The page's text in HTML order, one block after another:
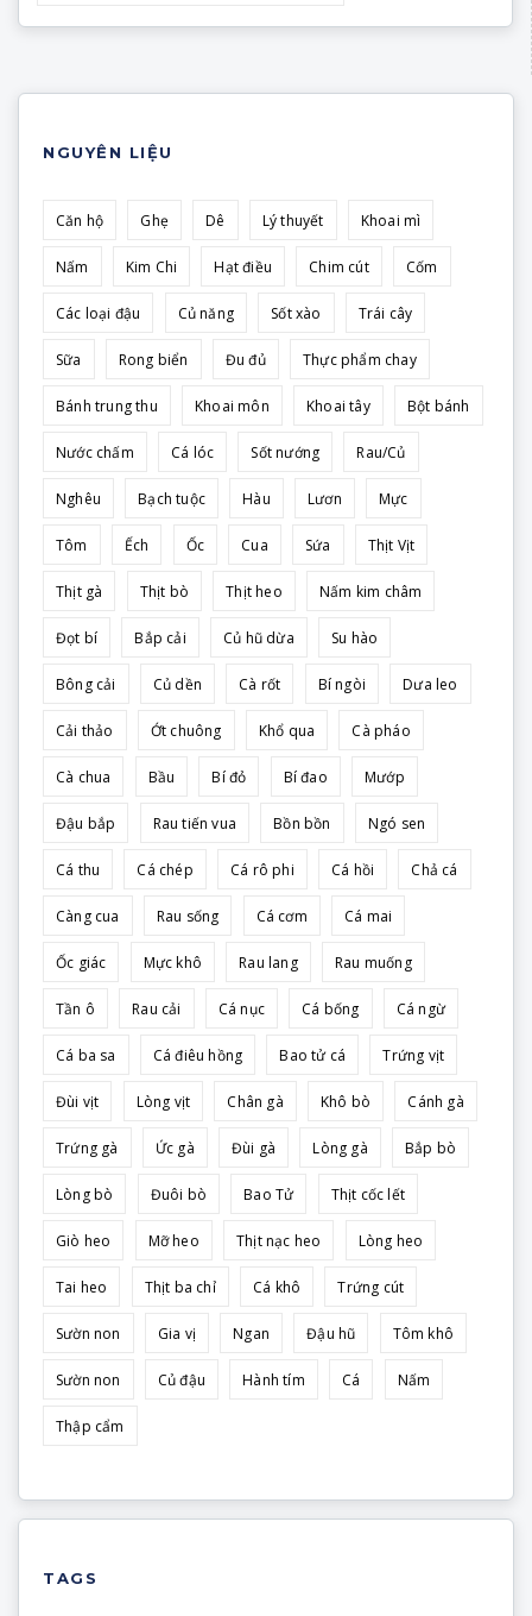
NGUYÊN LIỆU
Căn hộ Ghẹ Dê Lý thuyết Khoai mì
Nấm Kim Chi Hạt điều Chim cút Cốm
Các loại đậu Củ năng Sốt xào Trái cây
Sữa Rong biển Đu đủ Thực phẩm chay
Bánh trung thu Khoai môn Khoai tây Bột bánh
Nước chấm Cá lóc Sốt nướng Rau/Củ
Nghêu Bạch tuộc Hàu Lươn Mực
Tôm Ếch Ốc Cua Sứa Thịt Vịt
Thịt gà Thịt bò Thịt heo Nấm kim châm
Đọt bí Bắp cải Củ hũ dừa Su hào
Bông cải Củ dền Cà rốt Bí ngòi Dưa leo
Cải thảo Ớt chuông Khổ qua Cà pháo
Cà chua Bầu Bí đỏ Bí đao Mướp
Đậu bắp Rau tiến vua Bồn bồn Ngó sen
Cá thu Cá chép Cá rô phi Cá hồi Chả cá
Càng cua Rau sống Cá cơm Cá mai
Ốc giác Mực khô Rau lang Rau muống
Tần ô Rau cải Cá nục Cá bống Cá ngừ
Cá ba sa Cá điêu hồng Bao tử cá Trứng vịt
Đùi vịt Lòng vịt Chân gà Khô bò Cánh gà
Trứng gà Ức gà Đùi gà Lòng gà Bắp bò
Lòng bò Đuôi bò Bao Tử Thịt cốc lết
Giò heo Mỡ heo Thịt nạc heo Lòng heo
Tai heo Thịt ba chỉ Cá khô Trứng cút
Sườn non Gia vị Ngan Đậu hũ Tôm khô
Sườn non Củ đậu Hành tím Cá Nấm
Thập cẩm
TAGS